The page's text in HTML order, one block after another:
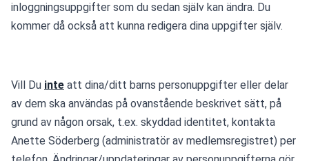
inloggningsuppgifter som du sedan själv kan ändra. Du
kommer då också att kunna redigera dina uppgifter själv.
Vill Du inte att dina/ditt barns personuppgifter eller delar
av dem ska användas på ovanstående beskrivet sätt, på
grund av någon orsak, t.ex. skyddad identitet, kontakta
Anette Söderberg (administratör av medlemsregistret) per